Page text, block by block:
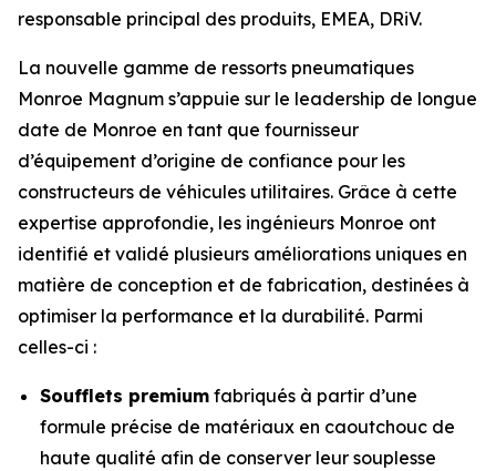
responsable principal des produits, EMEA, DRiV.
La nouvelle gamme de ressorts pneumatiques
Monroe Magnum s’appuie sur le leadership de longue
date de Monroe en tant que fournisseur
d’équipement d’origine de confiance pour les
constructeurs de véhicules utilitaires. Grâce à cette
expertise approfondie, les ingénieurs Monroe ont
identifié et validé plusieurs améliorations uniques en
matière de conception et de fabrication, destinées à
optimiser la performance et la durabilité. Parmi
celles-ci :
Soufflets premium fabriqués à partir d’une
formule précise de matériaux en caoutchouc de
haute qualité afin de conserver leur souplesse